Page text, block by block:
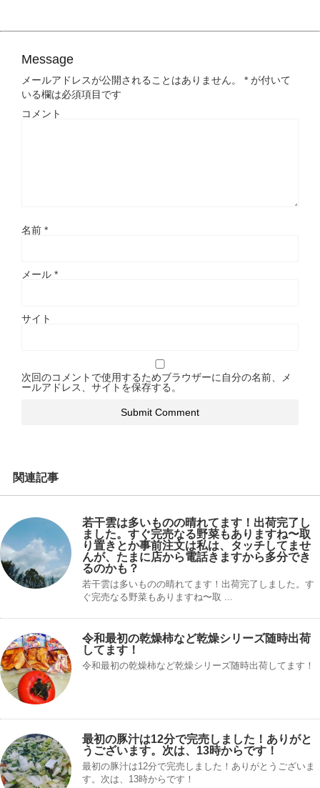
Message
メールアドレスが公開されることはありません。 * が付いて
いる欄は必須項目です
コメント
名前 *
メール *
サイト
次回のコメントで使用するためブラウザーに自分の名前、メ
ールアドレス、サイトを保存する。
関連記事
若干雲は多いものの晴れてます！出荷完了し
ました。すぐ完売なる野菜もありますね〜取
り置きとか事前注文は私は、タッチしてませ
んが、たまに店から電話きますから多分でき
るのかも？
若干雲は多いものの晴れてます！出荷完了しました。す
ぐ完売なる野菜もありますね〜取 ...
令和最初の乾燥柿など乾燥シリーズ随時出荷
してます！
令和最初の乾燥柿など乾燥シリーズ随時出荷してます！
最初の豚汁は12分で完売しました！ありがと
うございます。次は、13時からです！
最初の豚汁は12分で完売しました！ありがとうございま
す。次は、13時からです！